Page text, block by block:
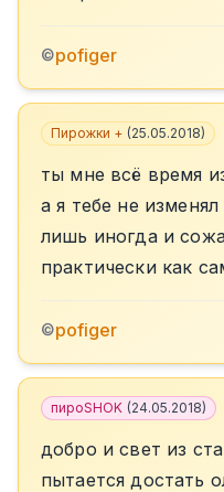
©pofiger
Пирожки + (25.05.2018)
ты мне всё время
а я тебе не изменял
лишь иногда и
практически как
©pofiger
пироSHOK (24.05.2018)
добро и свет из
пытается достать